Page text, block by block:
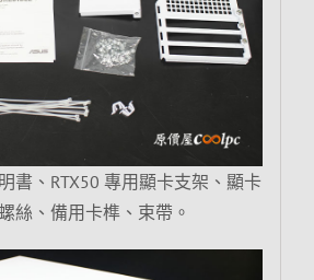
書、RTX50 專用顯卡支架、顯卡
絲、備用卡榫、束帶。